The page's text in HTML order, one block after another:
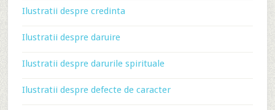
Ilustratii despre credinta
Ilustratii despre daruire
Ilustratii despre darurile spirituale
Ilustratii despre defecte de caracter